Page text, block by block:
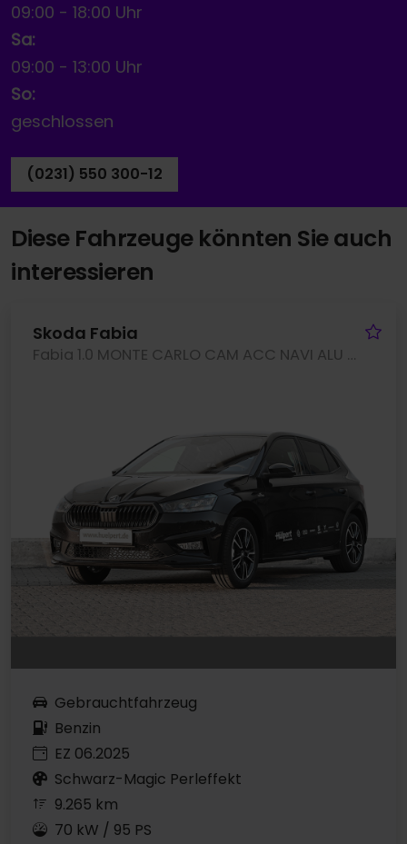
09:00 - 18:00 Uhr
Sa:
09:00 - 13:00 Uhr
So:
geschlossen
(0231) 550 300-12
Diese Fahrzeuge könnten Sie auch
interessieren
Skoda Fabia
Fabia 1.0 MONTE CARLO CAM ACC NAVI ALU SITZHEIZ.
Gebrauchtfahrzeug
Benzin
EZ 06.2025
Schwarz-Magic Perleffekt
9.265 km
70 kW / 95 PS